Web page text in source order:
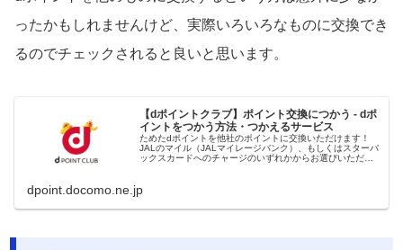
ったかもしれませんけど、実際いろいろなものに交換でき
るのでチェックされると良いと思います。
【dポイントクラブ】ポイント交換につかう - dポ
イントをつかう方法・つかえるサービス
ためたdポイントを他社のポイントに交換いただけます！
JALのマイル（JALマイレージバンク）、もしくはスターバ
ックスカードへのチャージのいずれかからお選びいただけ
dpoint.docomo.ne.jp